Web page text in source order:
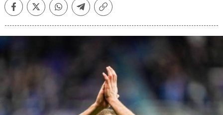
FacebookTwitterWhatsappTelegramCopiar